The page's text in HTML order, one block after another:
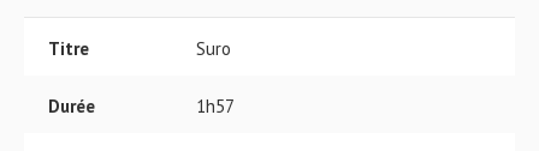
Titre Suro
Durée 1h57